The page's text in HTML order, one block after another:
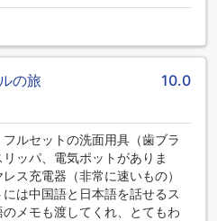
の旅 10.0
ルセットの洗面用具（歯ブラ
ッパ、電気ポットがありま
ス充電器（非常に速いもの）
は中国語と日本語を話せるス
メモも渡してくれ、とてもわ